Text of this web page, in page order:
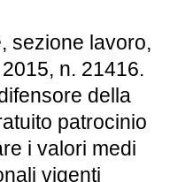
sezione lavoro,
n. 21416.
della
patrocinio
i valori medi
vigenti